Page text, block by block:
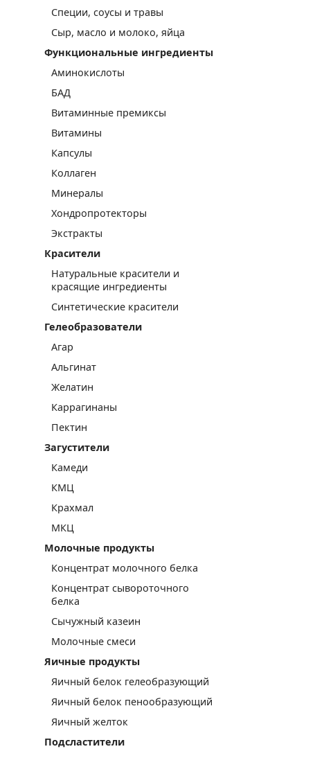
Специи, соусы и травы
Сыр, масло и молоко, яйца
Функциональные ингредиенты
Аминокислоты
БАД
Витаминные премиксы
Витамины
Капсулы
Коллаген
Минералы
Хондропротекторы
Экстракты
Красители
Натуральные красители и
красящие ингредиенты
Синтетические красители
Гелеобразователи
Агар
Альгинат
Желатин
Каррагинаны
Пектин
Загустители
Камеди
КМЦ
Крахмал
МКЦ
Молочные продукты
Концентрат молочного белка
Концентрат сывороточного
белка
Сычужный казеин
Молочные смеси
Яичные продукты
Яичный белок гелеобразующий
Яичный белок пенообразующий
Яичный желток
Подсластители